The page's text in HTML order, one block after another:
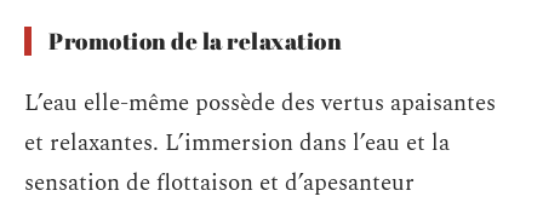
Promotion de la relaxation
L’eau elle-même possède des vertus apaisantes
et relaxantes. L’immersion dans l’eau et la
sensation de flottaison et d’apesanteur